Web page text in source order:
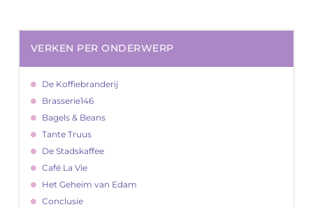
VERKEN PER ONDERWERP
De Koffiebranderij
Brasserie146
Bagels & Beans
Tante Truus
De Stadskaffee
Café La Vie
Het Geheim van Edam
Conclusie